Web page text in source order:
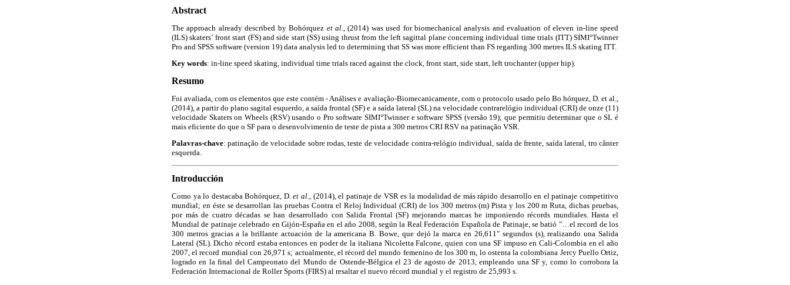
Abstract
The approach already described by Bohórquez et al., (2014) was used for biomechanical analysis and evaluation of eleven in-line speed
(ILS) skaters’ front start (FS) and side start (SS) using thrust from the left sagittal plane concerning individual time trials (ITT) SIMI°Twinner
Pro and SPSS software (version 19) data analysis led to determining that SS was more efficient than FS regarding 300 metres ILS skating ITT.
Key words: in-line speed skating, individual time trials raced against the clock, front start, side start, left trochanter (upper hip).
Resumo
Foi avaliada, com os elementos que este contém - Análises e avaliação-Biomecanicamente, com o protocolo usado pelo Bo hórquez, D. et al.,
(2014), a partir do plano sagital esquerdo, a saída frontal (SF) e a saída lateral (SL) na velocidade contrarelógio individual (CRI) de onze (11)
velocidade Skaters on Wheels (RSV) usando o Pro software SIMI°Twinner e software SPSS (versão 19); que permitiu determinar que o SL é
mais eficiente do que o SF para o desenvolvimento de teste de pista a 300 metros CRI RSV na patinação VSR.
Palavras-chave: patinação de velocidade sobre rodas, teste de velocidade contra-relógio individual, saída de frente, saídalateral, tro cânter
esquerda.
Introducción
Como ya lo destacaba Bohórquez, D.et al., (2014), el patinaje de VSR es la modalidad de más rápido desarrollo en el patinaje competitivo
mundial; en éste se desarrollan las pruebas Contra el Reloj Individual (CRI) de los 300 metros (m) Pista y los 200 m Ruta, dichas pruebas,
por más de cuatro décadas se han desarrollado con Salida Frontal (SF) mejorando marcas he imponiendo récords mundiales. Hasta el
Mundial de patinaje celebrado en Gijón-España en el año 2008, según la Real Federación Española de Patinaje, se batió "…el record de los
300 metros gracias a la brillante actuación de la americana B. Bowe, que dejó la marca en 26,611" segundos (s), realizando una Salida
Lateral (SL). Dicho récord estaba entonces en poder de la italiana Nicoletta Falcone, quien con una SF impuso en Cali-Colombia en el año
2007, el record mundial con 26,971 s; actualmente, el récord del mundo femenino de los 300 m, lo ostenta la colombiana Jercy Puello Ortiz,
logrado en la final del Campeonato del Mundo de Ostende-Bélgica el 23 de agosto de 2013, empleando una SF y, como lo corrobora la
Federación Internacional de Roller Sports (FIRS) al resaltar el nuevo récord mundial y el registro de 25,993 s.